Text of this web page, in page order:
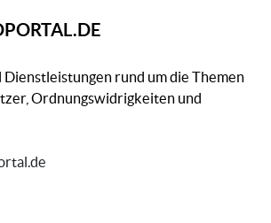
rund um die Themen
Ordnungswidrigkeiten und